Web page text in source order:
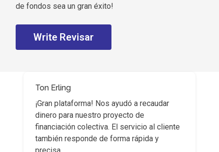
de fondos sea un gran éxito!
Write Revisar
Matthijs van der Meulen
¡Recibí muchas donaciones de personas
desconocidas! Esta plataforma realmente
funciona.
5/5